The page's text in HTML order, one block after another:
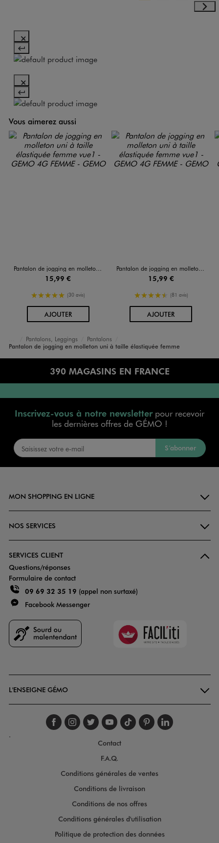
Vous aimerez aussi
Pantalon de jogging en molleton uni à taille élastiquée femme
15,99 €
5/5 de moyenne
(30 avis)
AJOUTERAU PANIER
Pantalon de jogging en molleton uni à taille élastiquée femme
15,99 €
4.5/5 de moyenne
(81 avis)
AJOUTERAU PANIER
Accueil
Femme
Vêtements
Pantalons, Leggings
Pantalons
Pantalon de jogging en molleton uni à taille élastiquée femme
390 MAGASINS EN FRANCE
Inscrivez-vous à notre newsletterpour recevoir
les dernières offres de GÉMO !
S’abonner
MON SHOPPING EN LIGNE
NOS SERVICES
SERVICES CLIENT
Questions/réponses
Formulaire de contact
09 69 32 35 19 (appel non surtaxé)
Facebook Messenger
Faciliti
L'ENSEIGNE GÉMO
Suivez-nous sur
Suivez-nous sur
Suivez-nous sur
Suivez-nous
Suivez-nous
Suivez-
.
Contact
F.A.Q.
Conditions générales de ventes
Conditions de livraison
Conditions de nos offres
Conditions générales d'utilisation
Politique de protection des données